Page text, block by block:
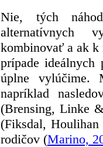
Nie, tých
alternatívnych
kombinovať a ak k
prípade ideálnych
úplne vylúčime.
napríklad
(Brensing, Linke
(Fiksdal,
rodičov (Marino,